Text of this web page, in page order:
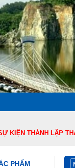
THÀNH LẬP
PHẨM